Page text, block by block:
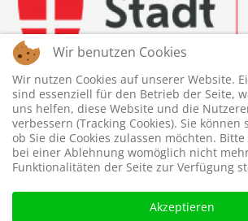
Wir benutzen Cookies
Wir nutzen Cookies auf unserer Website.
sind essenziell für den Betrieb der Seite,
uns helfen, diese Website und die
verbessern (Tracking Cookies). Sie
ob Sie die Cookies zulassen möchten.
bei einer Ablehnung womöglich nicht
Funktionalitäten der Seite zur Verfügung
Akzeptieren